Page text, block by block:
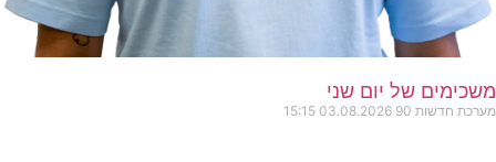
משכימים של יום שני
מערכת חדשות 90 03.08.2026
15:15